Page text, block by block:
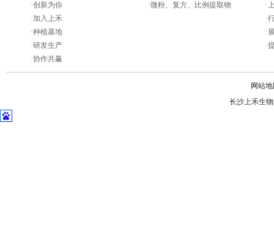
·创新为你
·加入上禾
·种植基地
·研发生产
·协作共赢
·微粉、复方、比例提取物
·
·
·
·
网站
长沙上禾生物